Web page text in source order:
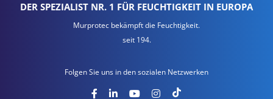
DER SPEZIALIST NR. 1 FÜR FEUCHTIGKEIT IN EUROPA
Murprotec bekämpft die Feuchtigkeit.
seit 194.
Folgen Sie uns in den sozialen Netzwerken